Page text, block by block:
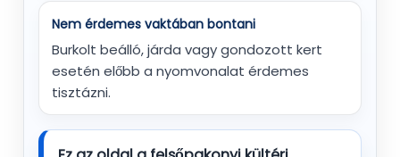
Nem érdemes vaktában bontani
Burkolt beálló, járda vagy gondozott kert
esetén előbb a nyomvonalat érdemes
tisztázni.